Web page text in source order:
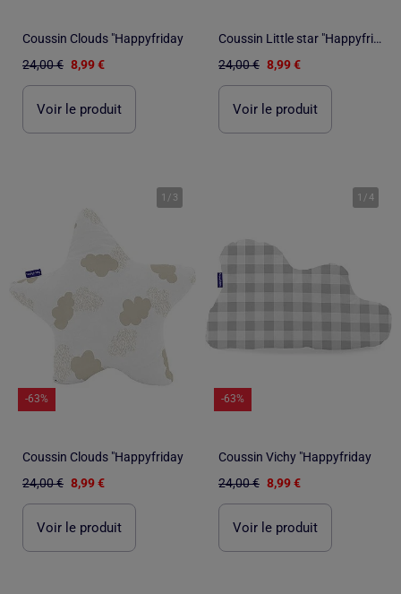
Coussin Clouds "Happyfriday
24,00 € 8,99 €
Voir le produit
Coussin Little star "Happyfriday
24,00 € 8,99 €
Voir le produit
1 / 3
-63%
Coussin Clouds "Happyfriday
24,00 € 8,99 €
Voir le produit
1 /4
-63%
Coussin Vichy "Happyfriday
24,00 € 8,99 €
Voir le produit